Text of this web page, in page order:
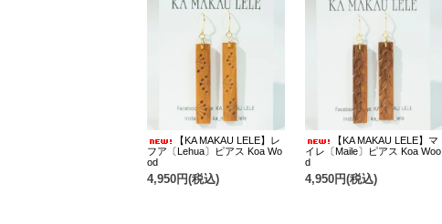
【KA MAKAU LELE】レ
フア〔Lehua〕ピアス Koa Wo
od
4,950円(税込)
【KA MAKAU LELE】マ
イレ〔Maile〕ピアス Koa Woo
d
4,950円(税込)